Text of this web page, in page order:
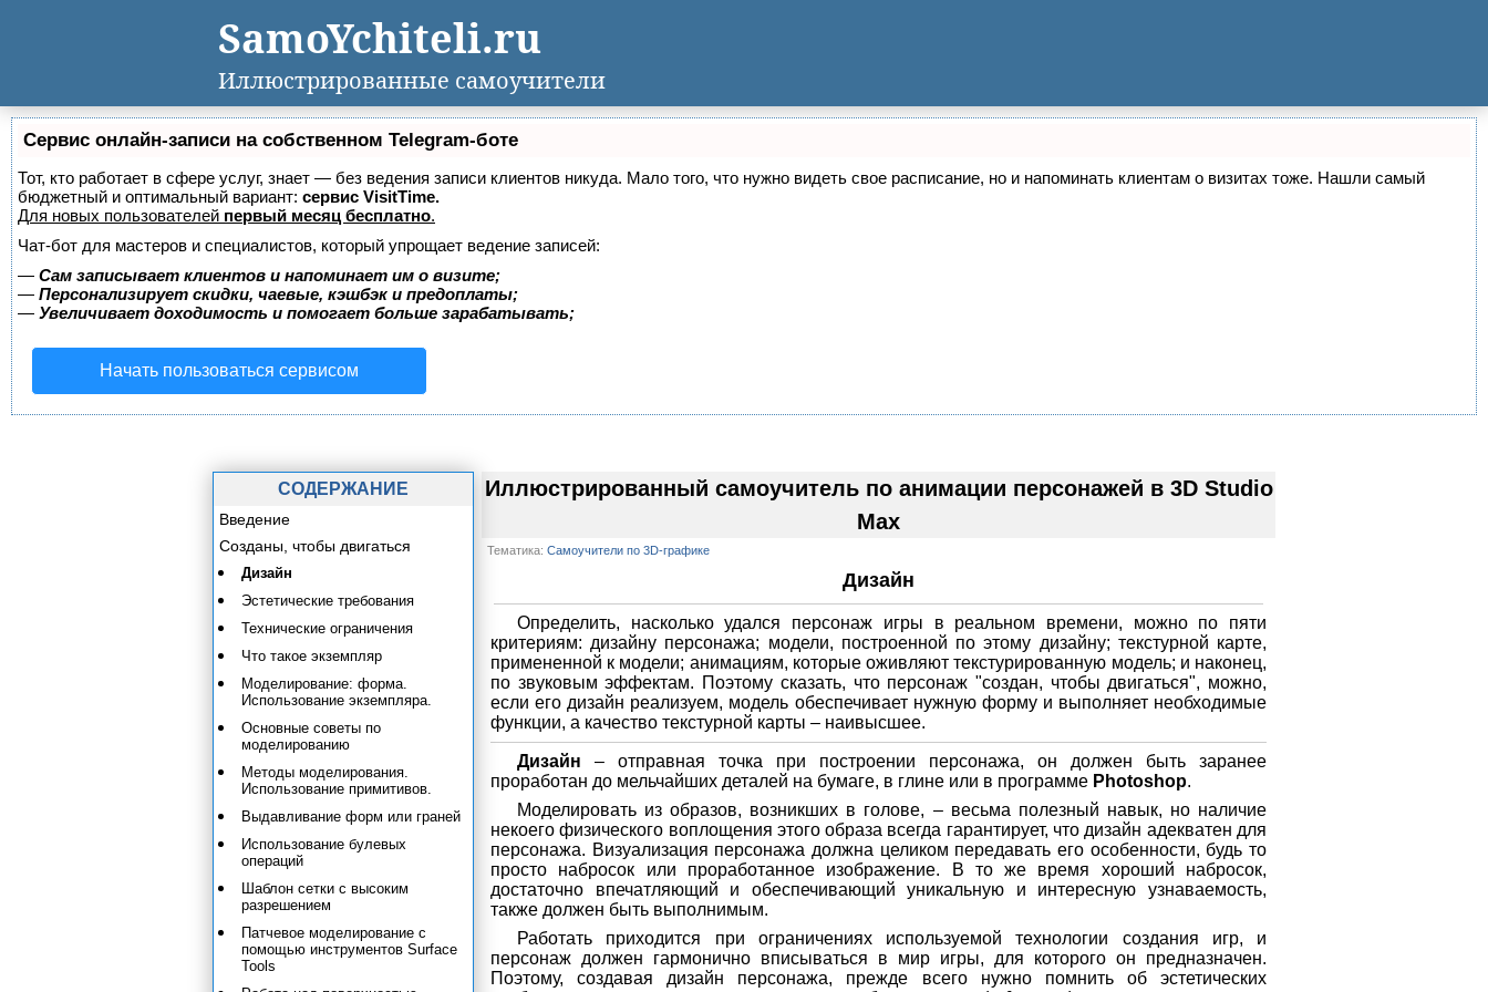
Сервис онлайн-записи на собственном Telegram-боте
Тот, кто работает в сфере услуг, знает — без ведения записи клиентов никуда. Мало того, что нужно видеть свое расписание, но и напоминать клиентам о визитах тоже. Нашли самый
бюджетный и оптимальный вариант: сервис VisitTime.
Для новых пользователей первый месяц бесплатно.
Чат-бот для мастеров и специалистов, который упрощает ведение записей:
— Сам записывает клиентов и напоминает им о визите;
— Персонализирует скидки, чаевые, кэшбэк и предоплаты;
— Увеличивает доходимость и помогает больше зарабатывать;
Начать пользоваться сервисом
Иллюстрированный самоучитель по анимации персонажей в 3D Studio
Max
Тематика: Самоучители по 3D-графике
Дизайн
Определить, насколько удался персонаж игры в реальном времени, можно по пяти
критериям: дизайну персонажа; модели, построенной по этому дизайну; текстурной карте,
примененной к модели; анимациям, которые оживляют текстурированную модель; и наконец,
по звуковым эффектам. Поэтому сказать, что персонаж "создан, чтобы двигаться", можно,
если его дизайн реализуем, модель обеспечивает нужную форму и выполняет необходимые
функции, а качество текстурной карты – наивысшее.
Дизайн – отправная точка при построении персонажа, он должен быть заранее
проработан до мельчайших деталей на бумаге, в глине или в программе Photoshop.
Моделировать из образов, возникших в голове, – весьма полезный навык, но наличие
некоего физического воплощения этого образа всегда гарантирует, что дизайн адекватен для
персонажа. Визуализация персонажа должна целиком передавать его особенности, будь то
просто набросок или проработанное изображение. В то же время хороший набросок,
достаточно впечатляющий и обеспечивающий уникальную и интересную узнаваемость,
также должен быть выполнимым.
Работать приходится при ограничениях используемой технологии создания игр, и
персонаж должен гармонично вписываться в мир игры, для которого он предназначен.
Поэтому, создавая дизайн персонажа, прежде всего нужно помнить об эстетических
СОДЕРЖАНИЕ
Введение
Созданы, чтобы двигаться
Дизайн
Эстетические требования
Технические ограничения
Что такое экземпляр
Моделирование: форма.
Использование экземпляра.
Основные советы по
моделированию
Методы моделирования.
Использование примитивов.
Выдавливание форм или граней
Использование булевых
операций
Шаблон сетки с высоким
разрешением
Патчевое моделирование с
помощью инструментов Surface
Tools
SamoYchiteli.ru
Иллюстрированные самоучители